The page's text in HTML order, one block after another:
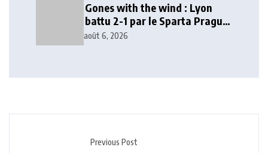
Gones with the wind : Lyon
battu 2-1 par le Sparta Prague
en Ligue des champions
août 6, 2026
Previous Post